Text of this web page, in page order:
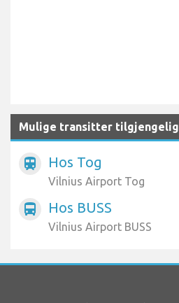
Mulige transitter tilgjengelig
train Hos Tog
Vilnius Airport Tog
directions_bus Hos BUSS
Vilnius Airport BUSS